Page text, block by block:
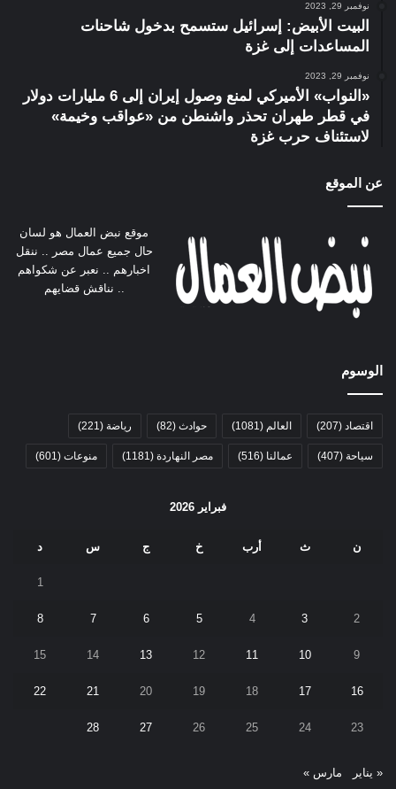
نوفمبر 29, 2023
البيت الأبيض: إسرائيل ستسمح بدخول شاحنات
المساعدات إلى غزة
نوفمبر 29, 2023
«النواب» الأميركي لمنع وصول إيران إلى 6 مليارات دولار
في قطر طهران تحذر واشنطن من «عواقب وخيمة»
لاستئناف حرب غزة
عن الموقع
موقع نبض العمال هو لسان
حال جميع عمال مصر .. ننقل
اخبارهم .. نعبر عن شكواهم
.. نناقش قضايهم
الوسوم
اقتصاد (207) العالم (1081) حوادث (82) رياضة (221)
سياحة (407) عمالنا (516) مصر النهاردة (1181) منوعات (601)
فبراير 2026
ن ث أرب خ ج س د
1
2
3
4
5
6
7
8
9
10
11
12
13
14
15
16
17
18
19
20
21
22
23
24
25
26
27
28
« يناير مارس »